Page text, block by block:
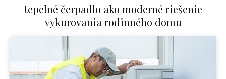
tepelné čerpadlo ako moderné riešenie
vykurovania rodinného domu